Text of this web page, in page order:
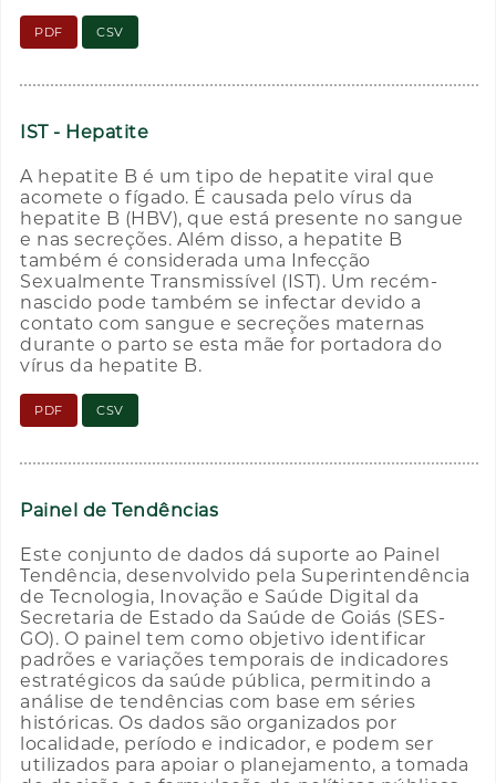
PDF CSV
IST - Hepatite
A hepatite B é um tipo de hepatite viral que
acomete o fígado. É causada pelo vírus da
hepatite B (HBV), que está presente no sangue
e nas secreções. Além disso, a hepatite B
também é considerada uma Infecção
Sexualmente Transmissível (IST). Um recém-
nascido pode também se infectar devido a
contato com sangue e secreções maternas
durante o parto se esta mãe for portadora do
vírus da hepatite B.
PDF CSV
Painel de Tendências
Este conjunto de dados dá suporte ao Painel
Tendência, desenvolvido pela Superintendência
de Tecnologia, Inovação e Saúde Digital da
Secretaria de Estado da Saúde de Goiás (SES-
GO). O painel tem como objetivo identificar
padrões e variações temporais de indicadores
estratégicos da saúde pública, permitindo a
análise de tendências com base em séries
históricas. Os dados são organizados por
localidade, período e indicador, e podem ser
utilizados para apoiar o planejamento, a tomada